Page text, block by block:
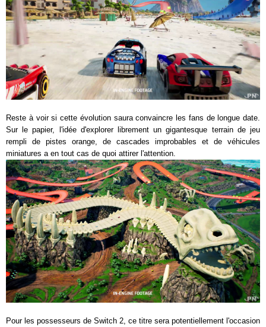
Reste à voir si cette évolution saura convaincre les fans de longue date.
Sur le papier, l'idée d'explorer librement un gigantesque terrain de jeu
rempli de pistes orange, de cascades improbables et de véhicules
miniatures a en tout cas de quoi attirer l'attention.
Pour les possesseurs de Switch 2, ce titre sera potentiellement l'occasion